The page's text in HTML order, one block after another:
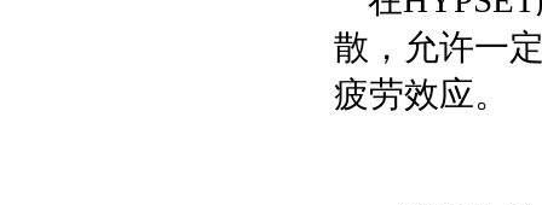
散，允许一
疲劳效应。